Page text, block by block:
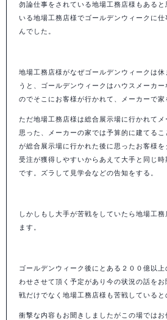
勿論仕事をされている地場工務店様もある
いる地場工務店様でゴールデンウィークに
んでした。
地場工務店様がなぜゴールデンウィークは
うと、ゴールデンウィークはハウスメーカ
のでそこにお客様が行かれて、メーカーで家
ただ地場工務店様は総合展示場に行かれて
思った、メーカーの家では予算的に建てる
が総合展示場に行かれた後に思ったお客様
受注が獲得しやすいからあえて大手と同じ
です。ズラして見学会などの告知をする。
しかしもし大手が苦戦をしていたら地場工
ます。
ゴールデンウィーク後にとある２００億以
わせさせて頂く予定があり今の状況の話を
戦だけでなく地場工務店様も苦戦していると
衝撃な内容もお聞きしましたがこの場では